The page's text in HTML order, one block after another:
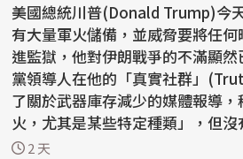
美國總統川普(Donald Trump)今
有大量軍火儲備，並威脅要將任
進監獄，他對伊朗戰爭的不滿顯然已經爆
黨領導人在他的「真實社群」
了關於武器庫存減少的媒體報導
火，尤其是某些特定種類」，但
節。...
2 天